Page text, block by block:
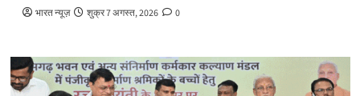
भारत न्यूज़ शुक्र 7 अगस्त, 2026 0